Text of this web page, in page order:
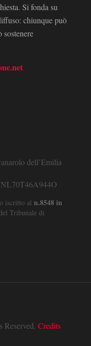
Si fonda su
chiunque può
sostenere
dell’Emilia
iscritto al n.8548 in
Tribunale di
Credits